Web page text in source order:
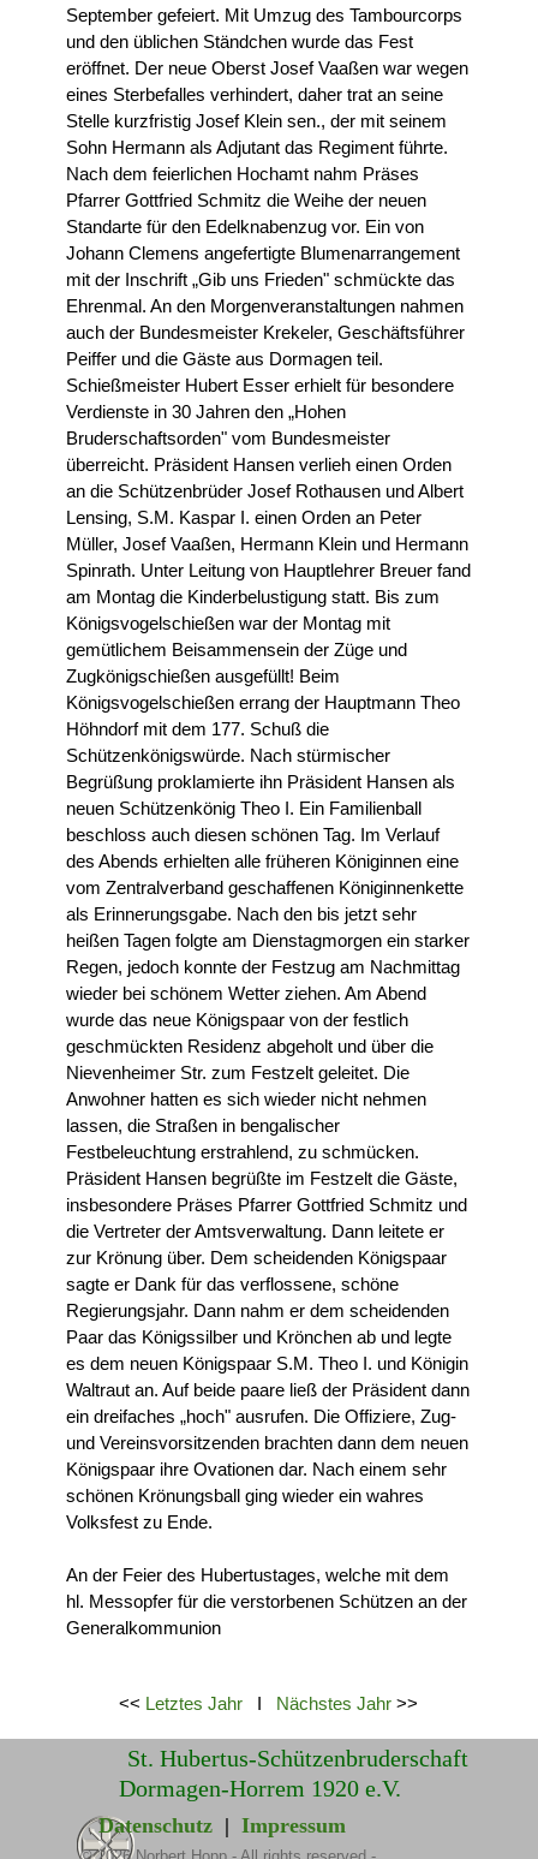
September gefeiert. Mit Umzug des Tambourcorps
und den üblichen Ständchen wurde das Fest
eröffnet. Der neue Oberst Josef Vaaßen war wegen
eines Sterbefalles verhindert, daher trat an seine
Stelle kurzfristig Josef Klein sen., der mit seinem
Sohn Hermann als Adjutant das Regiment führte.
Nach dem feierlichen Hochamt nahm Präses
Pfarrer Gottfried Schmitz die Weihe der neuen
Standarte für den Edelknabenzug vor. Ein von
Johann Clemens angefertigte Blumenarrangement
mit der Inschrift „Gib uns Frieden" schmückte das
Ehrenmal. An den Morgenveranstaltungen nahmen
auch der Bundesmeister Krekeler, Geschäftsführer
Peiffer und die Gäste aus Dormagen teil.
Schießmeister Hubert Esser erhielt für besondere
Verdienste in 30 Jahren den „Hohen
Bruderschaftsorden" vom Bundesmeister
überreicht. Präsident Hansen verlieh einen Orden
an die Schützenbrüder Josef Rothausen und Albert
Lensing, S.M. Kaspar I. einen Orden an Peter
Müller, Josef Vaaßen, Hermann Klein und Hermann
Spinrath. Unter Leitung von Hauptlehrer Breuer fand
am Montag die Kinderbelustigung statt. Bis zum
Königsvogelschießen war der Montag mit
gemütlichem Beisammensein der Züge und
Zugkönigschießen ausgefüllt! Beim
Königsvogelschießen errang der Hauptmann Theo
Höhndorf mit dem 177. Schuß die
Schützenkönigswürde. Nach stürmischer
Begrüßung proklamierte ihn Präsident Hansen als
neuen Schützenkönig Theo I. Ein Familienball
beschloss auch diesen schönen Tag. Im Verlauf
des Abends erhielten alle früheren Königinnen eine
vom Zentralverband geschaffenen Königinnenkette
als Erinnerungsgabe. Nach den bis jetzt sehr
heißen Tagen folgte am Dienstagmorgen ein starker
Regen, jedoch konnte der Festzug am Nachmittag
wieder bei schönem Wetter ziehen. Am Abend
wurde das neue Königspaar von der festlich
geschmückten Residenz abgeholt und über die
Nievenheimer Str. zum Festzelt geleitet. Die
Anwohner hatten es sich wieder nicht nehmen
lassen, die Straßen in bengalischer
Festbeleuchtung erstrahlend, zu schmücken.
Präsident Hansen begrüßte im Festzelt die Gäste,
insbesondere Präses Pfarrer Gottfried Schmitz und
die Vertreter der Amtsverwaltung. Dann leitete er
zur Krönung über. Dem scheidenden Königspaar
sagte er Dank für das verflossene, schöne
Regierungsjahr. Dann nahm er dem scheidenden
Paar das Königssilber und Krönchen ab und legte
es dem neuen Königspaar S.M. Theo I. und Königin
Waltraut an. Auf beide paare ließ der Präsident dann
ein dreifaches „hoch" ausrufen. Die Offiziere, Zug-
und Vereinsvorsitzenden brachten dann dem neuen
Königspaar ihre Ovationen dar. Nach einem sehr
schönen Krönungsball ging wieder ein wahres
Volksfest zu Ende.
An der Feier des Hubertustages, welche mit dem
hl. Messopfer für die verstorbenen Schützen an der
Generalkommunion
<< Letztes Jahr Nächstes Jahr >>
St. Hubertus-Schützenbruderschaft
Dormagen-Horrem 1920 e.V.
Datenschutz | Impressum